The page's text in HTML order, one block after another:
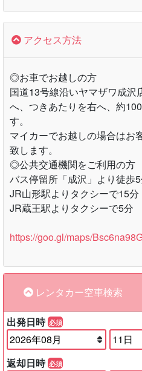
アクセス方法
◎お車でお越しの方
国道13号線沿いヤマザワ成沢
へ、つきあたりを右へ、約
す。
マイカーでお越しの場合はお
致します。
◎公共交通機関をご利用の方
バス停留所「成沢」より徒歩
JR山形駅よりタクシーで15分
JR蔵王駅よりタクシーで5分
https://goo.gl/maps/
レンタカー空車検索
出発日時 必須
返却日時 必須